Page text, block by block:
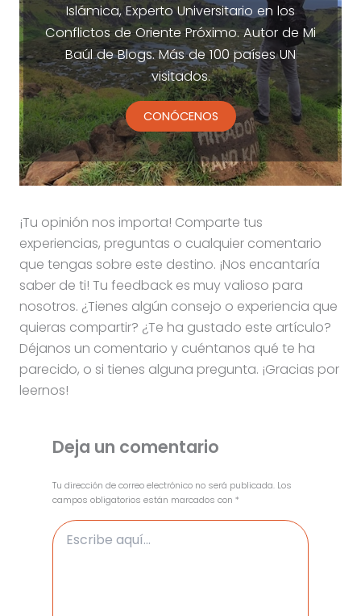
Islámica, Experto Universitario en los
Conflictos de Oriente Próximo. Autor de Mi
Baúl de Blogs. Más de 100 países UN
visitados.
CONÓCENOS
¡Tu opinión nos importa! Comparte tus
experiencias, preguntas o cualquier comentario
que tengas sobre este destino. ¡Nos encantaría
saber de ti! Tu feedback es muy valioso para
nosotros. ¿Tienes algún consejo o experiencia que
quieras compartir? ¿Te ha gustado este artículo?
Déjanos un comentario y cuéntanos qué te ha
parecido, o si tienes alguna pregunta. ¡Gracias por
leernos!
Deja un comentario
Tu dirección de correo electrónico no será publicada. Los
campos obligatorios están marcados con *
Escribe
aquí...